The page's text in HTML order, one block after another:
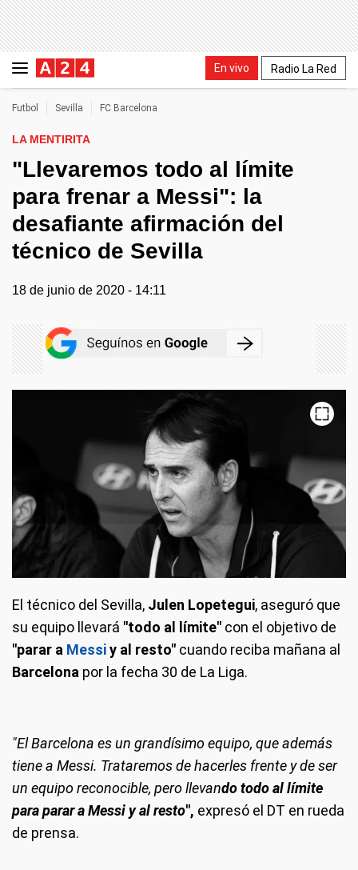
En vivo Radio La Red
Futbol Sevilla FC Barcelona
LA MENTIRITA
"Llevaremos todo al límite
para frenar a Messi": la
desafiante afirmación del
técnico de Sevilla
18 de junio de 2020 - 14:11
El técnico del Sevilla, Julen Lopetegui, aseguró que
su equipo llevará "todo al límite" con el objetivo de
"parar a Messiy al resto" cuando reciba mañana al
Barcelona por la fecha 30 de La Liga.
"El Barcelona es un grandísimo equipo, que además
tiene a Messi. Trataremos de hacerles frente y de ser
un equipo reconocible, pero llevando todo al límite
para parar a Messi y al resto", expresó el DT en rueda
de prensa.